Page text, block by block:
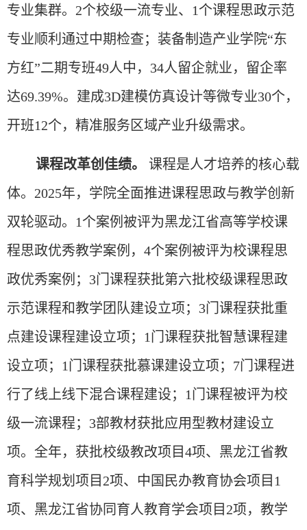
专业集群。2个校级一流专业、1个课程思政示范
专业顺利通过中期检查；装备制造产业学院“东
方红”二期专班49人中，34人留企就业，留企率
达69.39%。建成3D建模仿真设计等微专业30个，
开班12个，精准服务区域产业升级需求。
课程改革创佳绩。
课程是人才培养的核心载
体。 2025年，学院全面推进课程思政与教学创新
双轮驱动。1个案例被评为黑龙江省高等学校课
程思政优秀教学案例，4个案例被评为校课程思
政优秀案例；3门课程获批第六批校级课程思政
示范课程和教学团队建设立项；3门课程获批重
点建设课程建设立项；1门课程获批智慧课程建
设立项；1门课程获批慕课建设立项；7门课程进
行了线上线下混合课程建设；1门课程被评为校
级一流课程；3部教材获批应用型教材建设立
项。全年，获批校级教改项目4项、黑龙江省教
育科学规划项目2项、中国民办教育协会项目1
项、黑龙江省协同育人教育学会项目2项，教学